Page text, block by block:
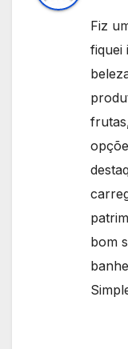
Fiz
fiquei
bom